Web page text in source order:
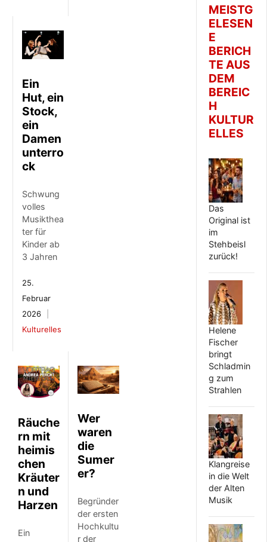
Ein
Hut, ein
Stock,
ein
Damen
unterro
ck
Schwung
volles
Musikthea
ter für
Kinder ab
3 Jahren
25.
Februar
2026
Kulturelles
Räuche
rn mit
heimis
chen
Kräuter
n und
Harzen
Ein
Wer
waren
die
Sumer
er?
Begründer
der ersten
Hochkultu
r der
MEISTG
ELESEN
E
BERICH
TE AUS
DEM
BEREIC
H
KULTUR
ELLES
Das
Original ist
im
Stehbeisl
zurück!
Helene
Fischer
bringt
Schladmin
g zum
Strahlen
Klangreise
in die Welt
der Alten
Musik